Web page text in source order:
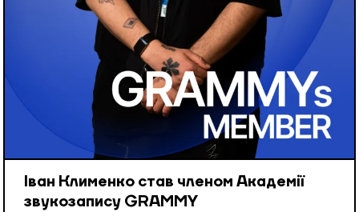
Іван Клименко став членом Академії
звукозапису GRAMMY